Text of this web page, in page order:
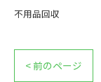
不用品回収
< 前のページ